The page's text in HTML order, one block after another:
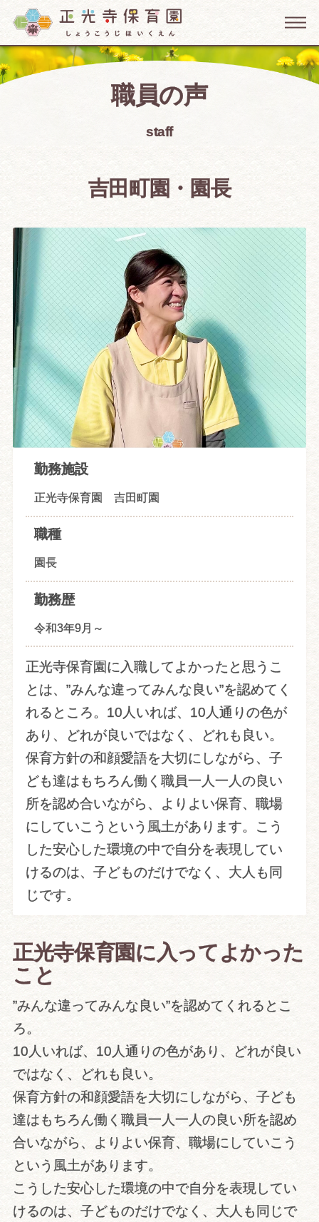
職員の声
staff
吉田町園・園長
勤務施設
正光寺保育園 吉田町園
職種
園長
勤務歴
令和3年9月～
正光寺保育園に入職してよかったと思うこ
とは、”みんな違ってみんな良い”を認めてく
れるところ。10人いれば、10人通りの色が
あり、どれが良いではなく、どれも良い。
保育方針の和顔愛語を大切にしながら、子
ども達はもちろん働く職員一人一人の良い
所を認め合いながら、よりよい保育、職場
にしていこうという風土があります。こう
した安心した環境の中で自分を表現してい
けるのは、子どものだけでなく、大人も同
じです。
正光寺保育園に入ってよかった
こと
”みんな違ってみんな良い”を認めてくれるとこ
ろ。
10人いれば、10人通りの色があり、どれが良い
ではなく、どれも良い。
保育方針の和顔愛語を大切にしながら、子ども
達はもちろん働く職員一人一人の良い所を認め
合いながら、よりよい保育、職場にしていこう
という風土があります。
こうした安心した環境の中で自分を表現してい
けるのは、子どものだけでなく、大人も同じで